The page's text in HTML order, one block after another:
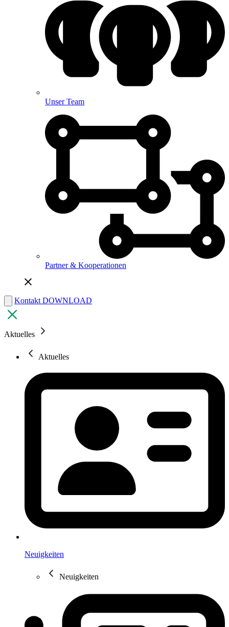
Unser Team
Partner & Kooperationen
Kontakt DOWNLOAD
Aktuelles
Aktuelles
Neuigkeiten
Neuigkeiten